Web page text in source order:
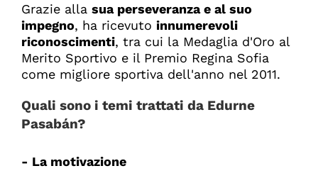
Grazie alla sua perseveranza e al suo
impegno, ha ricevuto innumerevoli
riconoscimenti, tra cui la Medaglia d'Oro al
Merito Sportivo e il Premio Regina Sofia
come migliore sportiva dell'anno nel 2011.
Quali sono i temi trattati da Edurne
Pasabán?
- La motivazione